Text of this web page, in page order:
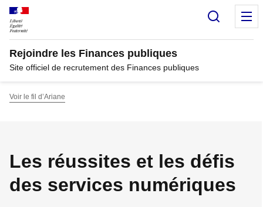
Panneau de gestion des cookies
Rejoindre les Finances publiques
Site officiel de recrutement des Finances publiques
Voir le fil d’Ariane
Les réussites et les défis
des services numériques